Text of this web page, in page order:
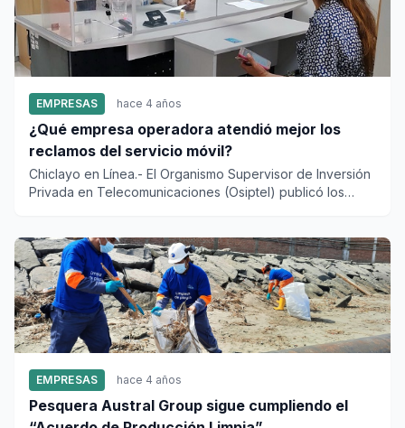
EMPRESAS hace 4 años
¿Qué empresa operadora atendió mejor los
reclamos del servicio móvil?
Chiclayo en Línea.- El Organismo Supervisor de Inversión
Privada en Telecomunicaciones (Osiptel) publicó los
EMPRESAS hace 4 años
Pesquera Austral Group sigue cumpliendo el